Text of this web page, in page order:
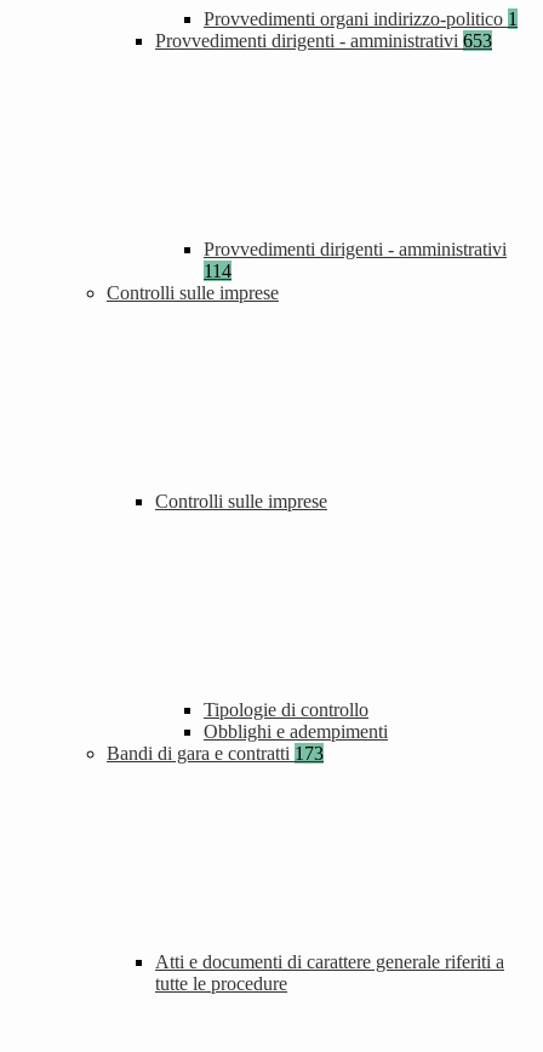
Provvedimenti organi indirizzo-politico 1
Provvedimenti dirigenti - amministrativi 653
Provvedimenti dirigenti - amministrativi
114
Controlli sulle imprese
Controlli sulle imprese
Tipologie di controllo
Obblighi e adempimenti
Bandi di gara e contratti 173
Atti e documenti di carattere generale riferiti a
tutte le procedure